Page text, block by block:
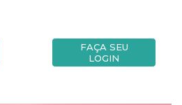
FAÇA SEU
LOGIN